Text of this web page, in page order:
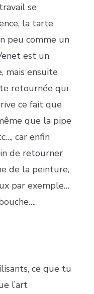
se
la tarte
peu comme un
est un
mais ensuite
retournée qui
ce fait que
que la pipe
car enfin
de retourner
de la peinture,
par exemple…
ce que tu
l’art